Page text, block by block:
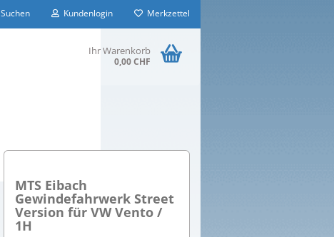
Suchen Kundenlogin Merkzettel
Ihr Warenkorb
0,00 CHF
MTS Eibach
Gewindefahrwerk Street
Version für VW Vento /
1H